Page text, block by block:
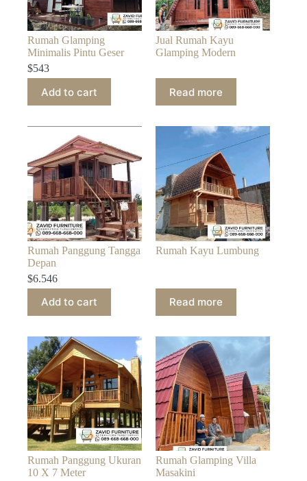
Rumah Glamping
Minimalis Pintu Geser
$543
Add to cart
Jual Rumah Kayu
Glamping Modern
Read more
Rumah Panggung Tangga
Depan
$6.546
Add to cart
Rumah Kayu Lumbung
Read more
Rumah Panggung Ukuran
10 X 7 Meter
Rumah Glamping Villa
Masakini